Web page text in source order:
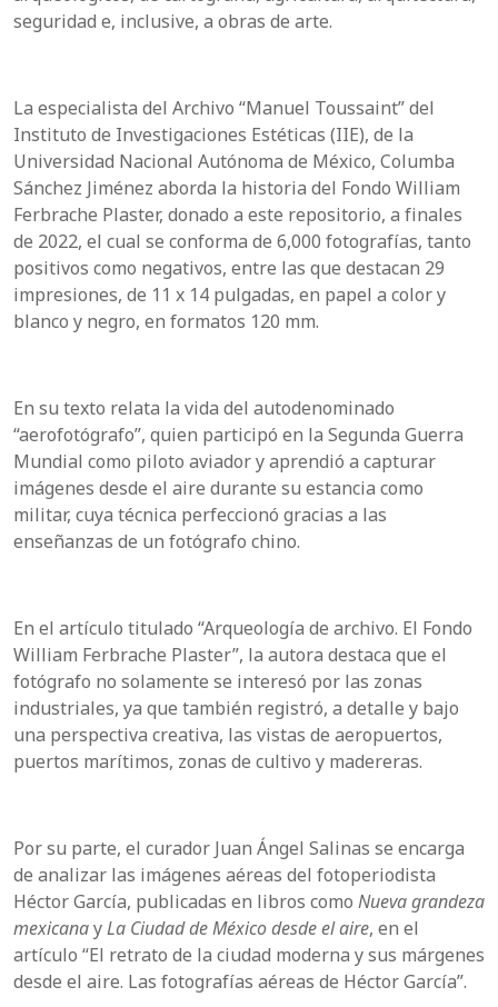
seguridad e, inclusive, a obras de arte.
La especialista del Archivo “Manuel Toussaint” del
Instituto de Investigaciones Estéticas (IIE), de la
Universidad Nacional Autónoma de México, Columba
Sánchez Jiménez aborda la historia del Fondo William
Ferbrache Plaster, donado a este repositorio, a finales
de 2022, el cual se conforma de 6,000 fotografías, tanto
positivos como negativos, entre las que destacan 29
impresiones, de 11 x 14 pulgadas, en papel a color y
blanco y negro, en formatos 120 mm.
En su texto relata la vida del autodenominado
“aerofotógrafo”, quien participó en la Segunda Guerra
Mundial como piloto aviador y aprendió a capturar
imágenes desde el aire durante su estancia como
militar, cuya técnica perfeccionó gracias a las
enseñanzas de un fotógrafo chino.
En el artículo titulado “Arqueología de archivo. El Fondo
William Ferbrache Plaster”, la autora destaca que el
fotógrafo no solamente se interesó por las zonas
industriales, ya que también registró, a detalle y bajo
una perspectiva creativa, las vistas de aeropuertos,
puertos marítimos, zonas de cultivo y madereras.
Por su parte, el curador Juan Ángel Salinas se encarga
de analizar las imágenes aéreas del fotoperiodista
Héctor García, publicadas en libros como Nueva grandeza
mexicanayLa Ciudad de México desde el aire, en el
artículo “El retrato de la ciudad moderna y sus márgenes
desde el aire. Las fotografías aéreas de Héctor García”.